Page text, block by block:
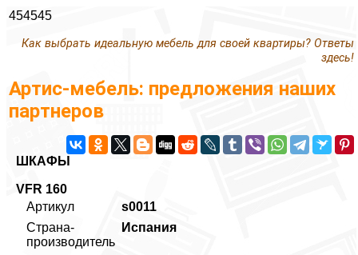
454545
Как выбрать идеальную мебель для своей квартиры? Ответы
здесь!
Артис-мебель: предложения наших
партнеров
ШКАФЫ
VFR 160
Артикул
s0011
Страна-
производитель
Испания